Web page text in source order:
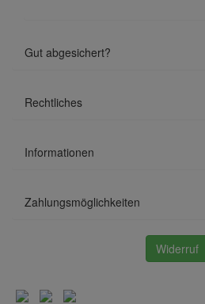
Gut abgesichert?
Rechtliches
Informationen
Zahlungsmöglichkeiten
Widerruf